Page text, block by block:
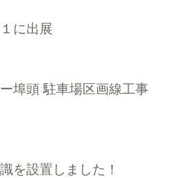
に出展
埠頭 駐車場区画線工事
を設置しました！